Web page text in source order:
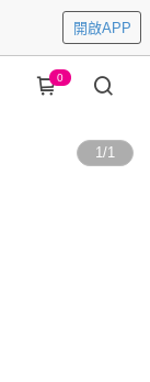
開啟APP
0
1/1